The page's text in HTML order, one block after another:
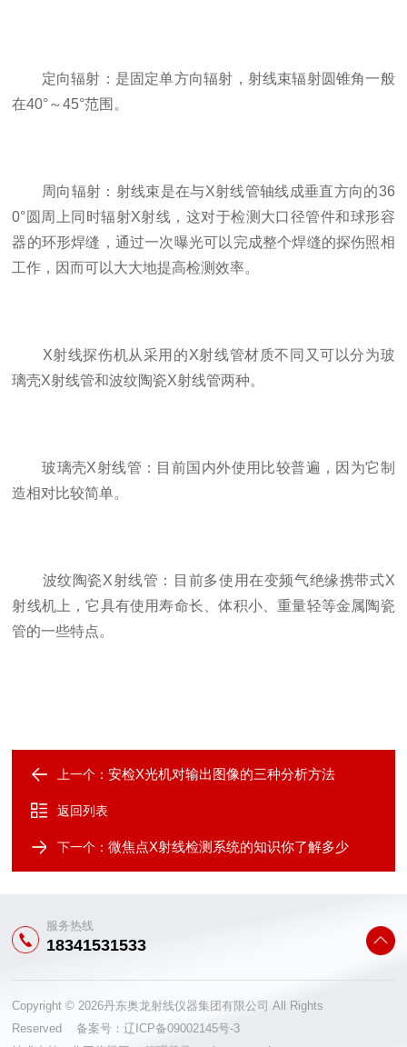
定向辐射：是固定单方向辐射，射线束辐射圆锥角一般
在40°～45°范围。
周向辐射：射线束是在与X射线管轴线成垂直方向的36
0°圆周上同时辐射X射线，这对于检测大口径管件和球形容
器的环形焊缝，通过一次曝光可以完成整个焊缝的探伤照相
工作，因而可以大大地提高检测效率。
X射线探伤机从采用的X射线管材质不同又可以分为玻
璃壳X射线管和波纹陶瓷X射线管两种。
玻璃壳X射线管：目前国内外使用比较普遍，因为它制
造相对比较简单。
波纹陶瓷X射线管：目前多使用在变频气绝缘携带式X
射线机上，它具有使用寿命长、体积小、重量轻等金属陶瓷
管的一些特点。
上一个：安检X光机对输出图像的三种分析方法
返回列表
下一个：微焦点X射线检测系统的知识你了解多少
服务热线
18341531533
Copyright © 2026丹东奥龙射线仪器集团有限公司 All Rights
Reserved 备案号：辽ICP备09002145号-3